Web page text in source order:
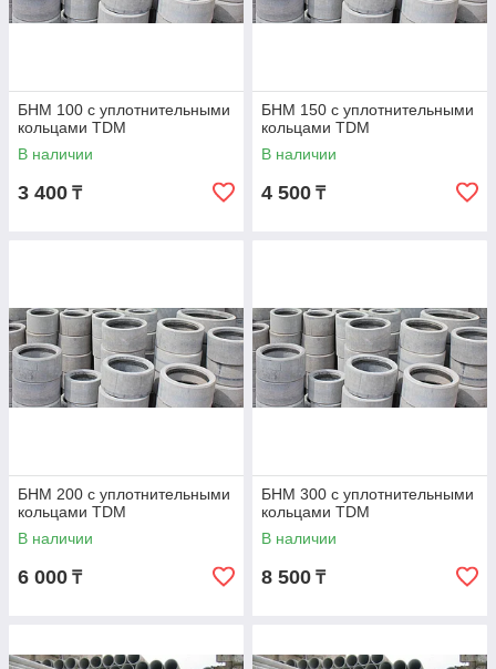
БНМ 100 с уплотнительными
кольцами TDM
В наличии
3 400 ₸
БНМ 150 с уплотнительными
кольцами TDM
В наличии
4 500 ₸
БНМ 200 с уплотнительными
кольцами TDM
В наличии
6 000 ₸
БНМ 300 с уплотнительными
кольцами TDM
В наличии
8 500 ₸